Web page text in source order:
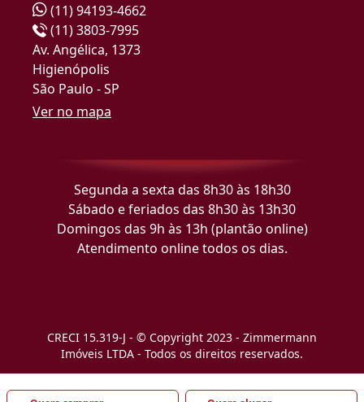
(11) 94193-4662
(11) 3803-7995
Av. Angélica, 1373
Higienópolis
São Paulo - SP
Ver no mapa
Segunda a sexta das 8h30 às 18h30
Sábado e feriados das 8h30 às 13h30
Domingos das 9h às 13h (plantão online)
Atendimento online todos os dias.
CRECI 15.319-J - © Copyright 2023 - Zimmermann
Imóveis LTDA - Todos os direitos reservados.